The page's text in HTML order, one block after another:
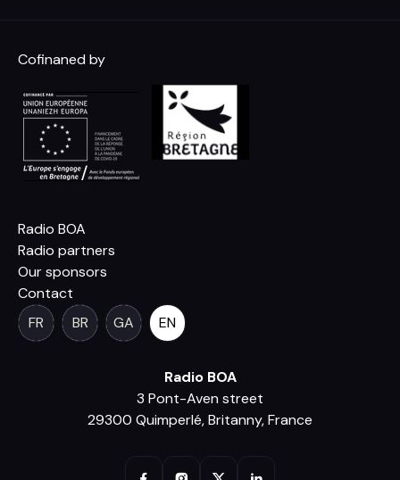
Cofinaned by
Radio BOA
Radio partners
Our sponsors
Contact
FR
BR GA EN
Radio BOA
3 Pont-Aven street
29300 Quimperlé, Britanny, France